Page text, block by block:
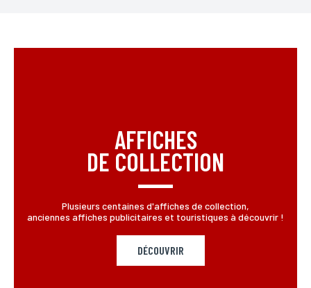
AFFICHES
DE COLLECTION
Plusieurs centaines d'affiches de collection,
anciennes affiches publicitaires et touristiques à découvrir !
DÉCOUVRIR